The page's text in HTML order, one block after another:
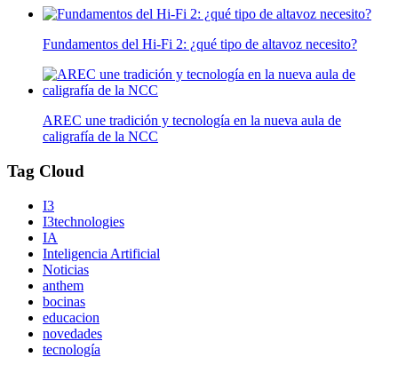
Fundamentos del Hi-Fi 2: ¿qué tipo de altavoz necesito?
AREC une tradición y tecnología en la nueva aula de
caligrafía de la NCC
Tag Cloud
I3
I3technologies
IA
Inteligencia Artificial
Noticias
anthem
bocinas
educacion
novedades
tecnología